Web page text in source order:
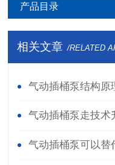
产品目录
相关文章 /RELATED
气动插桶泵结构原
气动插桶泵走技术
气动插桶泵可以替